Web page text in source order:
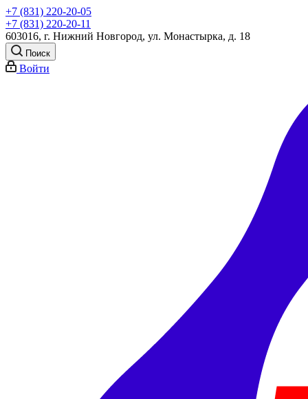
+7 (831) 220-20-05
+7 (831) 220-20-11
603016, г. Нижний Новгород, ул. Монастырка, д. 18
Поиск
Войти